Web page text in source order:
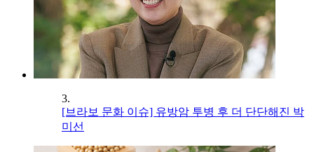
3.
[브라보 문화 이슈] 유방암 투병 후 더 단단해진 박
미선